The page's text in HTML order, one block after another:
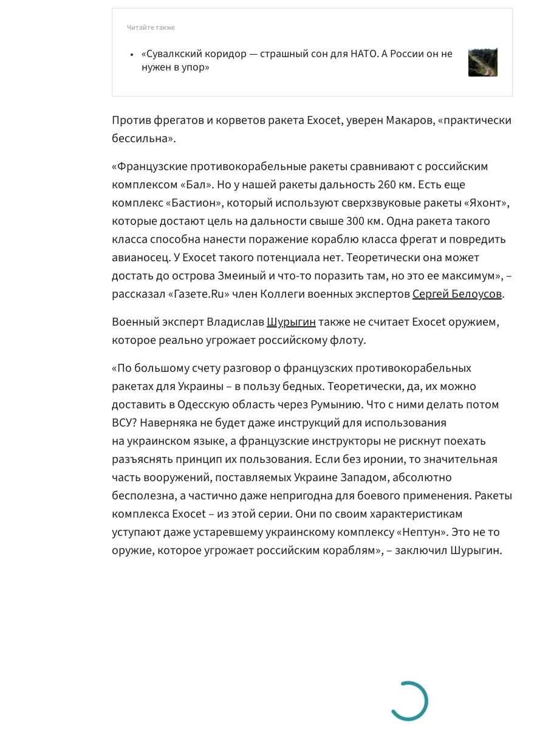
Читайте также
«Сувалкский коридор — страшный сон для НАТО. А России он не
нужен в упор»
Против фрегатов и корветов ракета Exocet, уверен Макаров, «практически
бессильна».
«Французские противокорабельные ракеты сравнивают с российским
комплексом «Бал». Но у нашей ракеты дальность 260 км. Есть еще
комплекс «Бастион», который используют сверхзвуковые ракеты «Яхонт»,
которые достают цель на дальности свыше 300 км. Одна ракета такого
класса способна нанести поражение кораблю класса фрегат и повредить
авианосец. У Exocet такого потенциала нет. Теоретически она может
достать до острова Змеиный и что-то поразить там, но это ее максимум», –
рассказал «Газете.Ru» член Коллеги военных экспертовСергей Белоусов.
Военный эксперт ВладиславШурыгинтакже не считает Exocet оружием,
которое реально угрожает российскому флоту.
«По большому счету разговор о французских противокорабельных
ракетах для Украины – в пользу бедных. Теоретически, да, их можно
доставить в Одесскую область через Румынию. Что с ними делать потом
ВСУ? Наверняка не будет даже инструкций для использования
на украинском языке, а французские инструкторы не рискнут поехать
разъяснять принцип их пользования. Если без иронии, то значительная
часть вооружений, поставляемых Украине Западом, абсолютно
бесполезна, а частично даже непригодна для боевого применения. Ракеты
комплекса Exocet – из этой серии. Они по своим характеристикам
уступают даже устаревшему украинскому комплексу «Нептун». Это не то
оружие, которое угрожает российским кораблям», – заключил Шурыгин.